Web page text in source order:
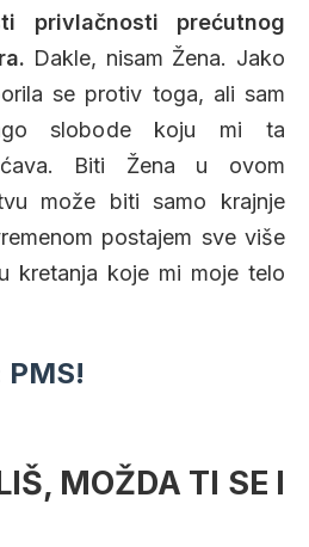
privlačnosti prećutnog
Dakle, nisam Žena. Jako
se protiv toga, ali sam
slobode koju mi ta
Biti Žena u ovom
može biti samo krajnje
postajem sve više
kretanja koje mi moje telo
MOŽDA TI SE I